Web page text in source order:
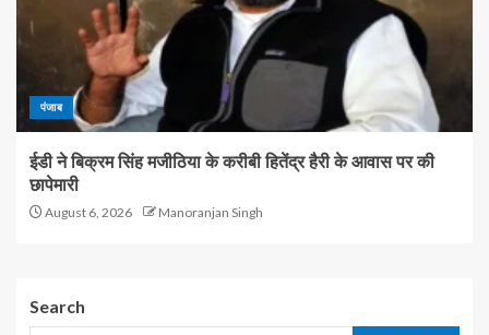
पंजाब
ईडी ने बिक्रम सिंह मजीठिया के करीबी हितेंद्र हैरी के आवास पर की
छापेमारी
August 6, 2026 Manoranjan Singh
Search